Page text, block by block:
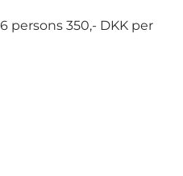
persons 350,- DKK per